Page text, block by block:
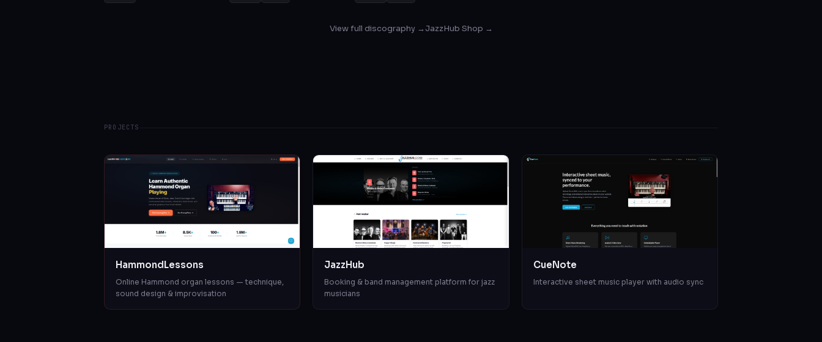
View full discography → JazzHub Shop →
PROJECTS
HammondLessons
Online Hammond organ lessons — technique,
sound design & improvisation
JazzHub
Booking & band management platform for jazz
musicians
CueNote
Interactive sheet music player with audio sync